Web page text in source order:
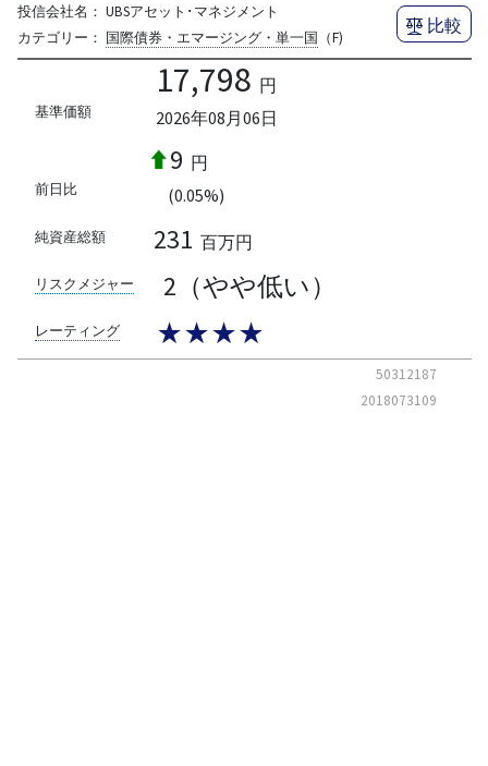
投信会社名： UBSアセット･マネジメント
カテゴリー： 国際債券・エマージング・単一国 （F)
比較
基準価額
17,798 円
2026年08月06日
前日比
9 円
(0.05%)
純資産総額 231 百万円
リスクメジャー 2（やや低い）
レーティング ★★★★
50312187
2018073109